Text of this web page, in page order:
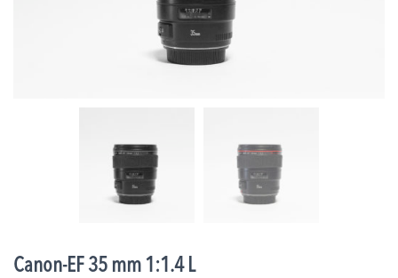
Canon-EF 35 mm 1:1.4 L